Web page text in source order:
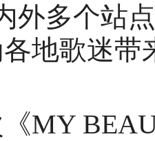
外多个站
地歌迷带